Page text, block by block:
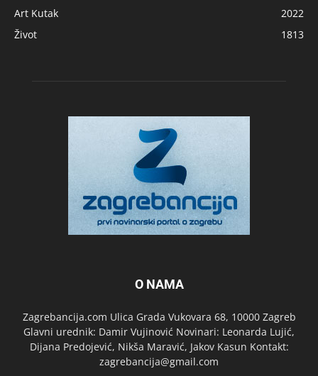
Art Kutak
2022
Život
1813
O NAMA
Zagrebancija.com Ulica Grada Vukovara 68, 10000 Zagreb
Glavni urednik: Damir Vujinović Novinari: Leonarda Lujić,
Dijana Predojević, Nikša Maravić, Jakov Kasun Kontakt:
zagrebancija@gmail.com